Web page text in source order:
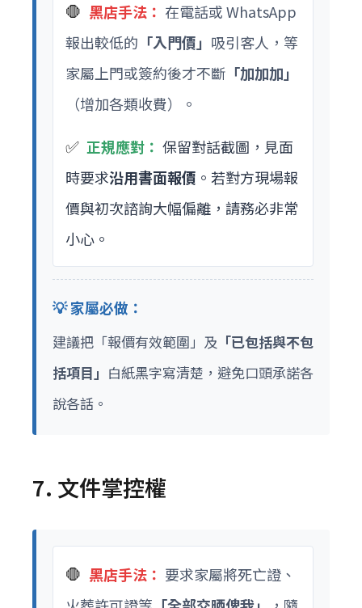
🛑 黑店手法： 在電話或 WhatsApp
報出較低的 「入門價」 吸引客人，等
家屬上門或簽約後才不斷 「加加加」
（增加各類收費）。
✅ 正規應對： 保留對話截圖，見面
時要求沿用書面報價 。若對方現場報
價與初次諮詢大幅偏離，請務必非常
小心。
💡 家屬必做：
建議把「報價有效範圍」及 「已包括與不包
括項目」 白紙黑字寫清楚，避免口頭承諾各
說各話。
7. 文件掌控權
🛑 黑店手法： 要求家屬將死亡證、